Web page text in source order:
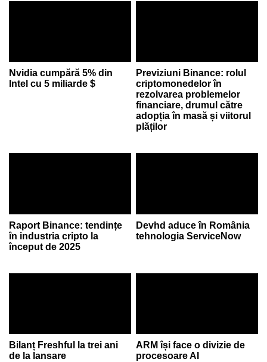
Nvidia cumpără 5% din
Intel cu 5 miliarde $
Previziuni Binance: rolul
criptomonedelor în
rezolvarea problemelor
financiare, drumul către
adopția în masă și viitorul
plăților
Raport Binance: tendințe
în industria cripto la
început de 2025
Devhd aduce în România
tehnologia ServiceNow
Bilanț Freshful la trei ani
de la lansare
ARM își face o divizie de
procesoare AI